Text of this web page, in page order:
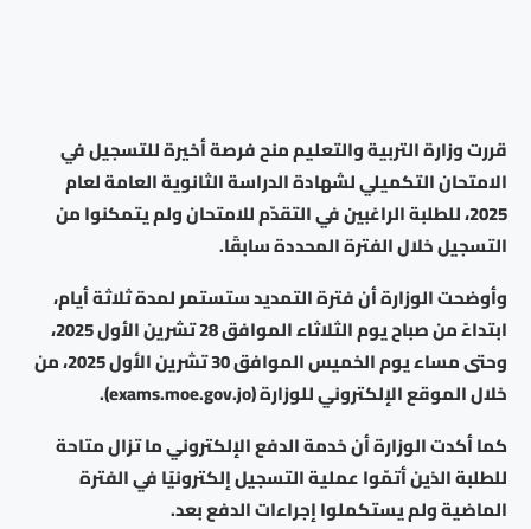
قررت وزارة التربية والتعليم منح فرصة أخيرة للتسجيل في
الامتحان التكميلي لشهادة الدراسة الثانوية العامة لعام
2025، للطلبة الراغبين في التقدّم للامتحان ولم يتمكنوا من
التسجيل خلال الفترة المحددة سابقًا.
وأوضحت الوزارة أن فترة التمديد ستستمر لمدة ثلاثة أيام،
ابتداءً من صباح يوم الثلاثاء الموافق 28 تشرين الأول 2025،
وحتى مساء يوم الخميس الموافق 30 تشرين الأول 2025، من
خلال الموقع الإلكتروني للوزارة (exams.moe.gov.jo).
كما أكدت الوزارة أن خدمة الدفع الإلكتروني ما تزال متاحة
للطلبة الذين أتمّوا عملية التسجيل إلكترونيًا في الفترة
الماضية ولم يستكملوا إجراءات الدفع بعد.